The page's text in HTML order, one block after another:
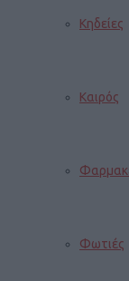
Κηδείες
Καιρός
Φωτιές